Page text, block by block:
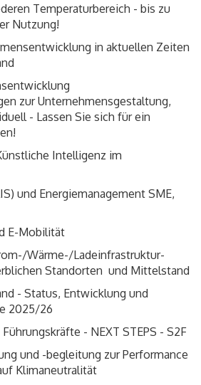
Temperaturbereich - bis zu
Nutzung!
in aktuellen Zeiten
zur Unternehmensgestaltung,
- Lassen Sie sich für ein
Intelligenz im
und Energiemanagement SME,
E-Mobilität
Wärme-/Ladeinfrastruktur-
Standorten und Mittelstand
- Status, Entwicklung und
2025/26
- NEXT STEPS - S2F
und -begleitung zur Performance
Klimaneutralität